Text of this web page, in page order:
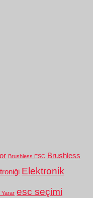
Brushless ESC Brushless
Elektronik
Yarar esc seçimi